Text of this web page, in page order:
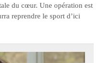
du cœur. Une opération est
reprendre le sport d’ici